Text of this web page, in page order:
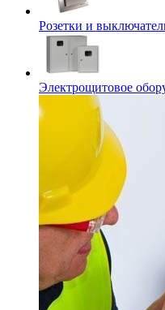
Розетки и
Электрощитовое